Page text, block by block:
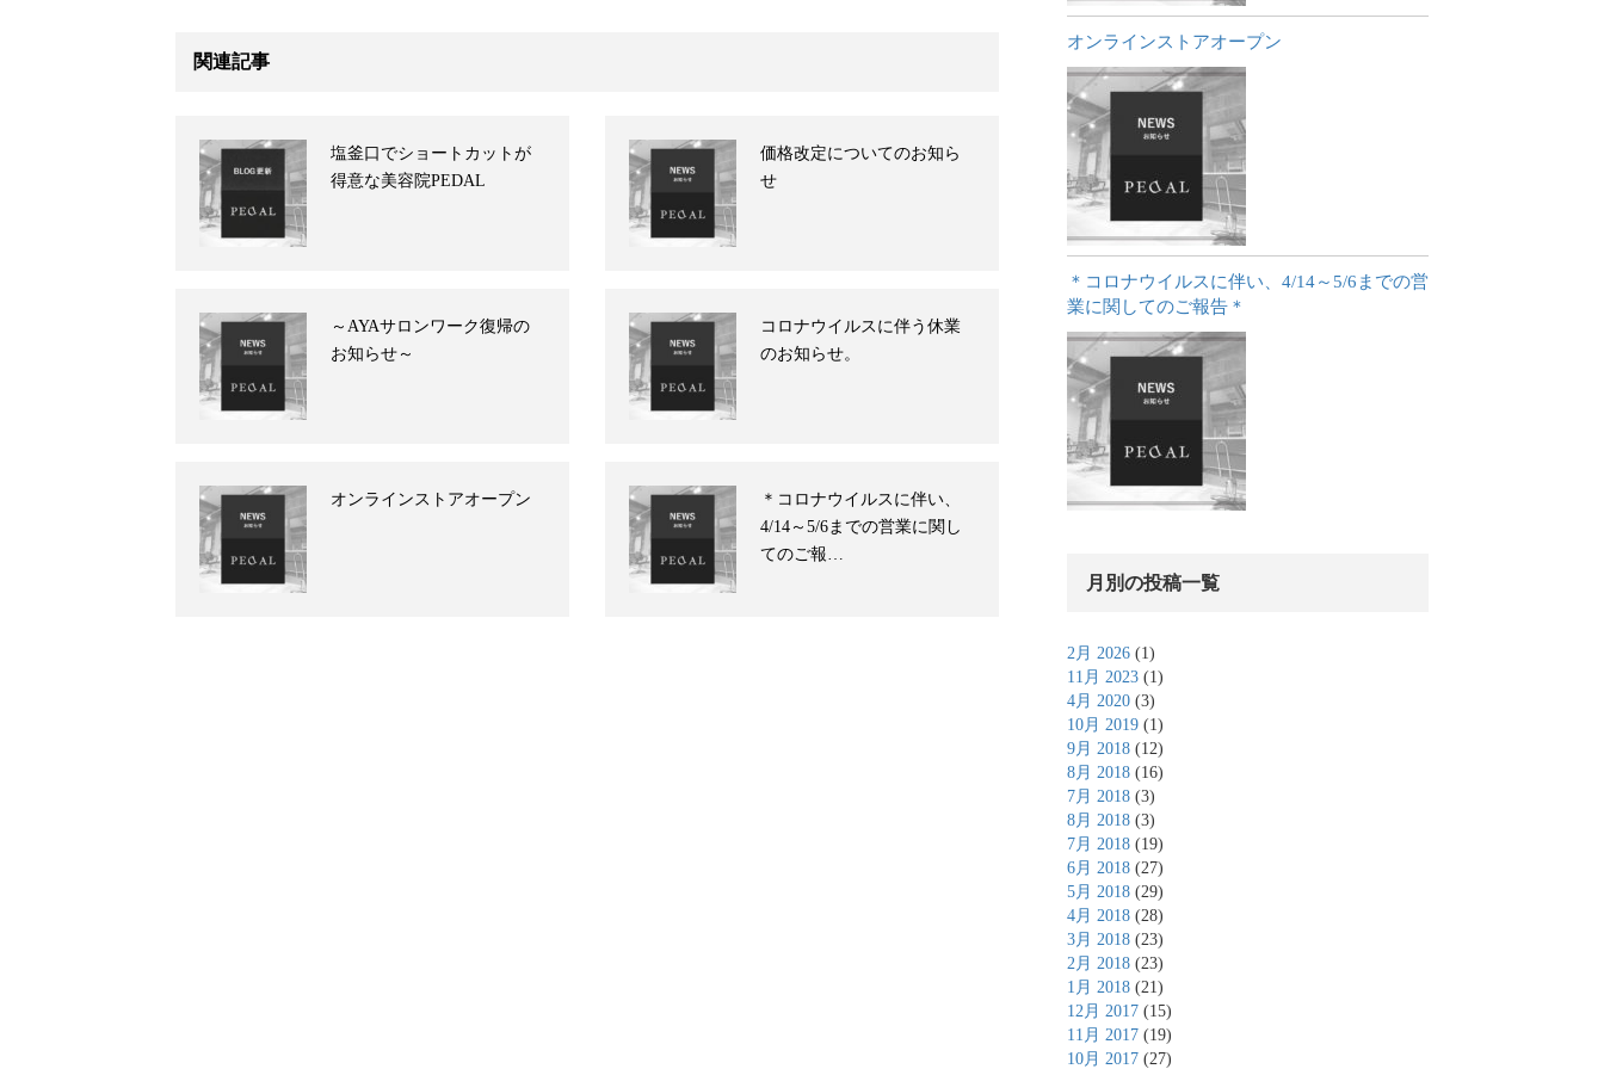
関連記事
塩釜口でショートカットが
得意な美容院PEDAL
価格改定についてのお知ら
せ
～AYAサロンワーク復帰の
お知らせ～
コロナウイルスに伴う休業
のお知らせ。
オンラインストアオープン
＊コロナウイルスに伴い、
4/14～5/6までの営業に関し
てのご報…
オンラインストアオープン
＊コロナウイルスに伴い、4/14～5/6までの営
業に関してのご報告＊
月別の投稿一覧
2月 2026 (1)
11月 2023 (1)
4月 2020 (3)
10月 2019 (1)
9月 2018 (12)
8月 2018 (16)
7月 2018 (3)
8月 2018 (3)
7月 2018 (19)
6月 2018 (27)
5月 2018 (29)
4月 2018 (28)
3月 2018 (23)
2月 2018 (23)
1月 2018 (21)
12月 2017 (15)
11月 2017 (19)
10月 2017 (27)